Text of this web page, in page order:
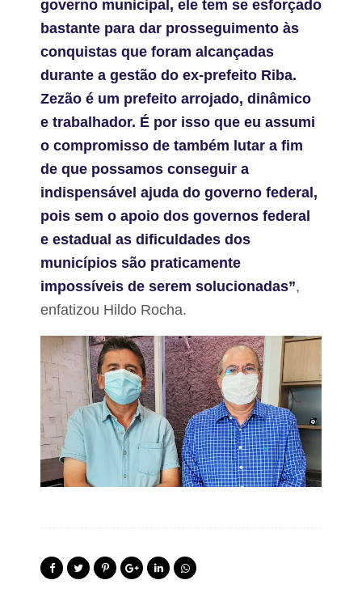
governo municipal, ele tem se esforçado
bastante para dar prosseguimento às
conquistas que foram alcançadas
durante a gestão do ex-prefeito Riba.
Zezão é um prefeito arrojado, dinâmico
e trabalhador. É por isso que eu assumi
o compromisso de também lutar a fim
de que possamos conseguir a
indispensável ajuda do governo federal,
pois sem o apoio dos governos federal
e estadual as dificuldades dos
municípios são praticamente
impossíveis de serem solucionadas”,
enfatizou Hildo Rocha.